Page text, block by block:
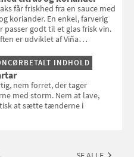
får friskhed fra en sauce med
koriander. En enkel, farverig
passer godt til et glas frisk vin.
er udviklet af Viña
INDHOLD
nem forret, der tager
med storm. Nem at lave,
at sætte tænderne i